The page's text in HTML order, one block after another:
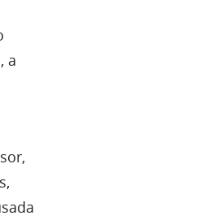
a